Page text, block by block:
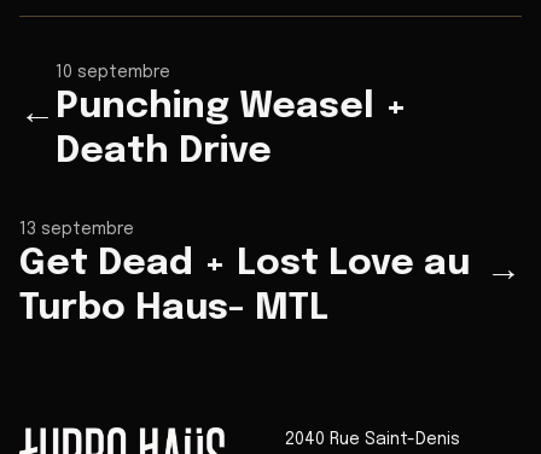
←
10 septembre
Punching Weasel +
Death Drive
13 septembre
Get Dead + Lost Love au
Turbo Haus- MTL
→
2040 Rue Saint-Denis